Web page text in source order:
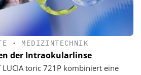
• MEDIZINTECHNIK
der Intraokularlinse
toric 721P kombiniert eine